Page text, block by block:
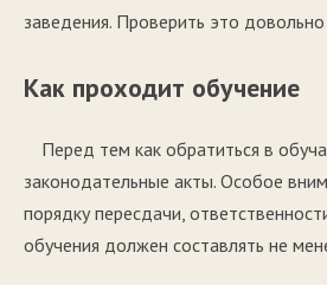
заведения. Проверить это
Как проходит обучение
Перед тем как обратиться в
законодательные акты. Особое
порядку пересдачи,
обучения должен составлять не